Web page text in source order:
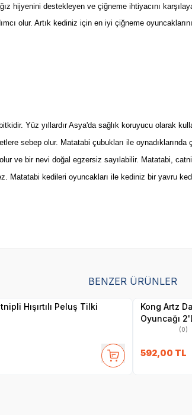
hijyenini destekleyen ve çiğneme ihtiyacını
olur. Artık kediniz için en iyi çiğneme
Yüz yıllardır Asya'da sağlık koruyucu olarak
sebep olur. Matatabi çubukları ile oynadıklarında
ve bir nevi doğal egzersiz sayılabilir. Matatabi,
kedileri oyuncakları ile kediniz bir yavru
BENZER ÜRÜNLER
Hışırtılı Peluş Tilki
Kong Artz
Oyuncağı
(0)
592,00 TL